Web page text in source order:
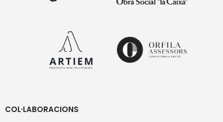
COL·LABORACIONS